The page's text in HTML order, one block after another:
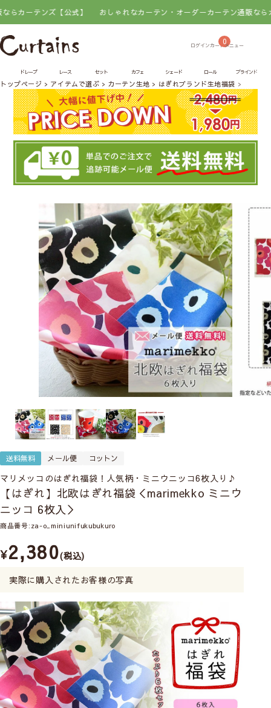
ーテンズ【公式】 おしゃれなカーテン・オーダーカーテン通販ならカー
0
ドレープ レース セット カフェ シェード ロール ブラインド
トップページ アイテムで選ぶ カーテン生地 はぎれブランド生地福袋
送料無料 メール便 コットン
マリメッコのはぎれ福袋！人気柄・ミニウニッコ6枚入り♪
【はぎれ】北欧はぎれ福袋＜marimekko ミニウ
ニッコ 6枚入＞
商品番号 za-o_miniunifukubukuro
¥2,380 税込
実際に購入されたお客様の写真